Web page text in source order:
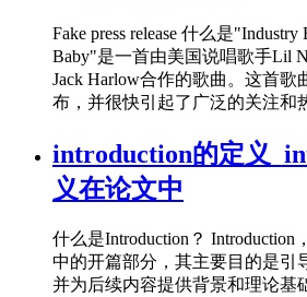
Fake press release 什么是
Baby"是一首由美国说唱歌手Lil
Jack Harlow合作的歌曲。这首歌
布，并很快引起了广泛的关注和
introduction的定义
义在论文中
什么是Introduction？
中的开篇部分，其主要目的是引
并为后续内容提供背景和理论基